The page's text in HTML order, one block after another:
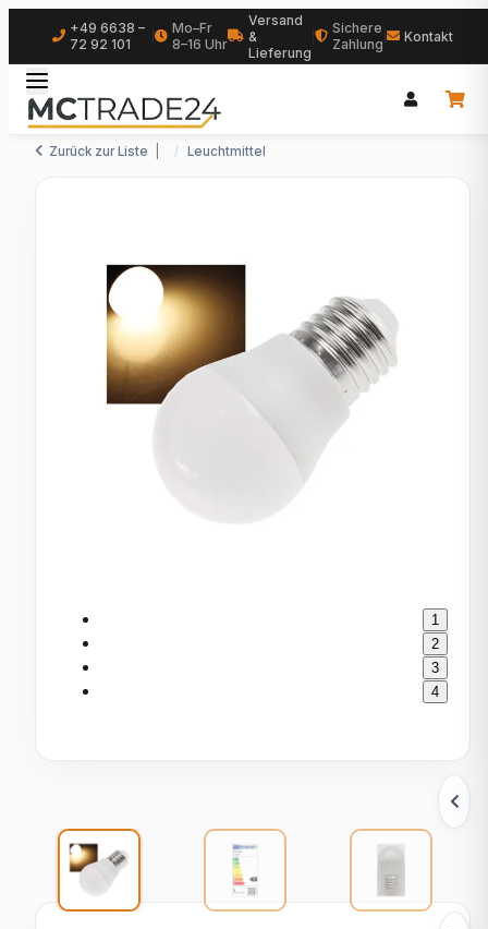
+49 6638 –
72 92 101
Mo–Fr
8–16 Uhr
Versand
&
Lieferung
Sichere
Zahlung
Kontakt
Zurück zur Liste Leuchtmittel
1
2
3
4